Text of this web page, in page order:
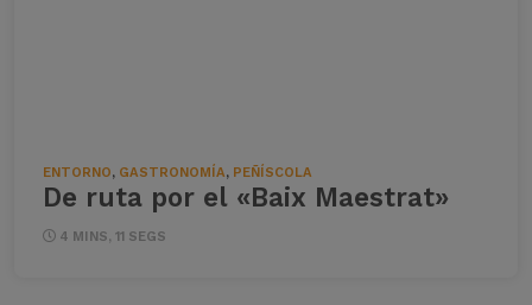
ENTORNO, GASTRONOMÍA, PEÑÍSCOLA
De ruta por el «Baix Maestrat»
4 MINS, 11 SEGS